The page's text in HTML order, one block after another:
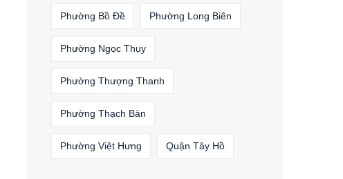
Phường Bồ Đề Phường Long Biên
Phường Ngọc Thụy
Phường Thượng Thanh
Phường Thạch Bàn
Phường Việt Hưng Quận Tây Hồ